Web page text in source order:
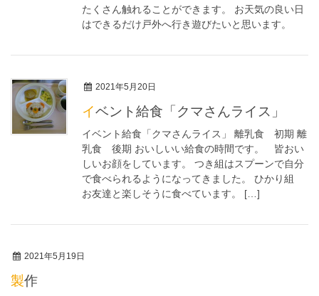
たくさん触れることができます。 お天気の良い日
はできるだけ戸外へ行き遊びたいと思います。
2021年5月20日
イベント給食「クマさんライス」
イベント給食「クマさんライス」 離乳食 初期 離
乳食 後期 おいしいい給食の時間です。 皆おい
しいお顔をしています。 つき組はスプーンで自分
で食べられるようになってきました。 ひかり組
お友達と楽しそうに食べています。 […]
2021年5月19日
製作